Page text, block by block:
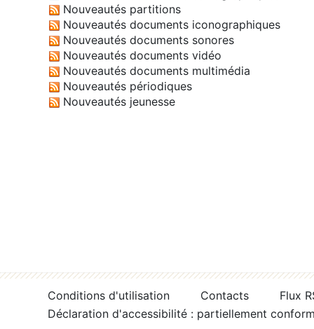
Nouveautés partitions
Nouveautés documents iconographiques
Nouveautés documents sonores
Nouveautés documents vidéo
Nouveautés documents multimédia
Nouveautés périodiques
Nouveautés jeunesse
Conditions d'utilisation Contacts
Flux
Déclaration d'accessibilité : partiellement